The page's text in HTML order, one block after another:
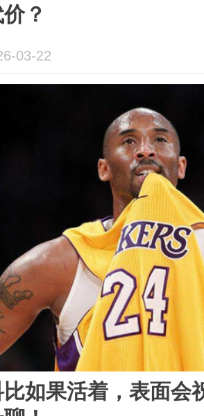
？
03-22
如果活着，表面会